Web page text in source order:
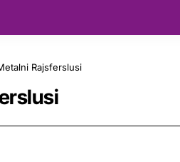
Rajsferslusi